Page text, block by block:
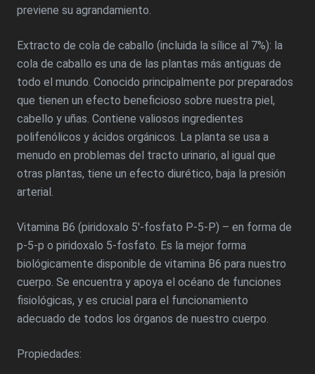
previene su agrandamiento.
Extracto de cola de caballo (incluida la sílice al 7%): la
cola de caballo es una de las plantas más antiguas de
todo el mundo. Conocido principalmente por preparados
que tienen un efecto beneficioso sobre nuestra piel,
cabello y uñas. Contiene valiosos ingredientes
polifenólicos y ácidos orgánicos. La planta se usa a
menudo en problemas del tracto urinario, al igual que
otras plantas, tiene un efecto diurético, baja la presión
arterial.
Vitamina B6 (piridoxalo 5′-fosfato P-5-P) – en forma de
p-5-p o piridoxalo 5-fosfato. Es la mejor forma
biológicamente disponible de vitamina B6 para nuestro
cuerpo. Se encuentra y apoya el océano de funciones
fisiológicas, y es crucial para el funcionamiento
adecuado de todos los órganos de nuestro cuerpo.
Propiedades: